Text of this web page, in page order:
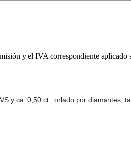
y el IVA correspondiente aplicado
y ca. 0,50 ct., orlado por